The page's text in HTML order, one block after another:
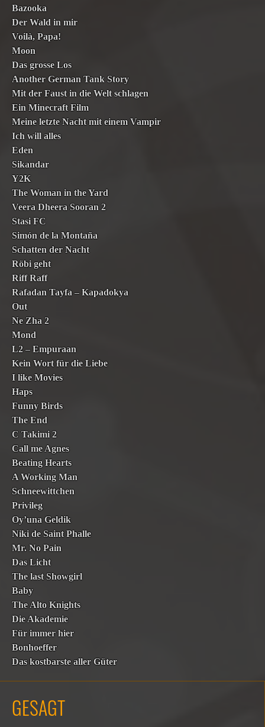
Bazooka
Der Wald in mir
Voilà, Papa!
Moon
Das grosse Los
Another German Tank Story
Mit der Faust in die Welt schlagen
Ein Minecraft Film
Meine letzte Nacht mit einem Vampir
Ich will alles
Eden
Sikandar
Y2K
The Woman in the Yard
Veera Dheera Sooran 2
Stasi FC
Simón de la Montaña
Schatten der Nacht
Röbi geht
Riff Raff
Rafadan Tayfa – Kapadokya
Out
Ne Zha 2
Mond
L2 – Empuraan
Kein Wort für die Liebe
I like Movies
Haps
Funny Birds
The End
C Takimi 2
Call me Agnes
Beating Hearts
A Working Man
Schneewittchen
Privileg
Oy’una Geldik
Niki de Saint Phalle
Mr. No Pain
Das Licht
The last Showgirl
Baby
The Alto Knights
Die Akademie
Für immer hier
Bonhoeffer
Das kostbarste aller Güter
GESAGT